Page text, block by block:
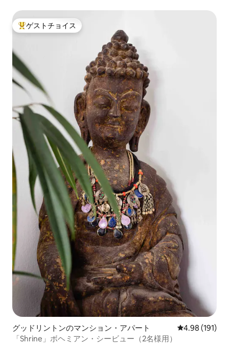
大好評のゲストチョイスです。
ゲストチョイス
グッドリントンのマンション・アパート レビュー191
4.98 (191)
「Shrine」ボヘミアン・シービュー（2名様用）